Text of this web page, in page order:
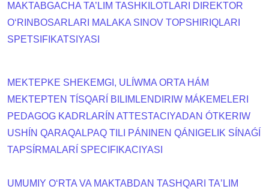
MAKTABGACHA TA’LIM TASHKILOTLARI DIREKTOR
O‘RINBOSARLARI MALAKA SINOV TOPSHIRIQLARI
SPETSIFIKATSIYASI
MEKTEPKE SHEKEMGI, ULÍWMA ORTA HÁM
MEKTEPTEN TÍSQARÍ BILIMLENDIRIW MÁKEMELERI
PEDAGOG KADRLARÍN ATTESTACIYADAN ÓTKERIW
USHÍN QARAQALPAQ TILI PÁNINEN QÁNIGELIK SÍNAǴÍ
TAPSÍRMALARÍ SPECIFIKACIYASI
UMUMIY OʻRTA VA MAKTABDAN TASHQARI TAʼLIM